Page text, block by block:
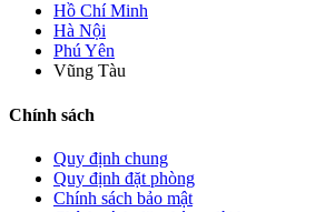
Hồ Chí Minh
Hà Nội
Phú Yên
Vũng Tàu
Chính sách
Quy định chung
Quy định đặt phòng
Chính sách bảo mật